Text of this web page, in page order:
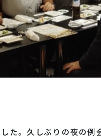
た。久しぶりの夜の例